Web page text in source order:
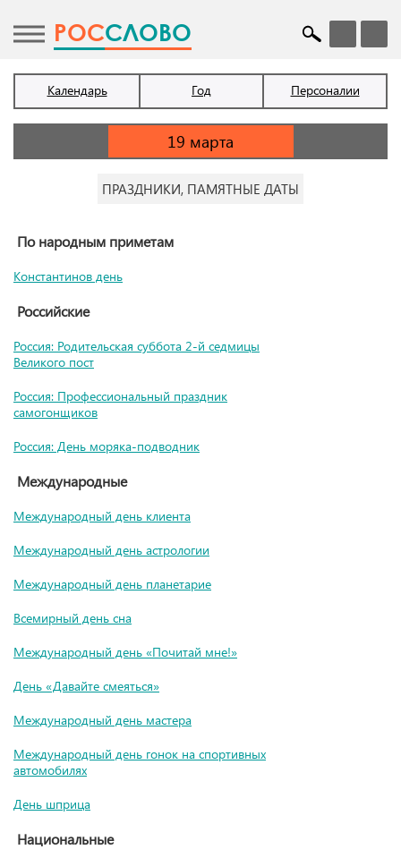
POCСЛОВО
Календарь Год Персоналии
ПРАЗДНИКИ, ПАМЯТНЫЕ ДАТЫ
По народным приметам
Константинов день
Российские
Россия: Родительская суббота 2-й седмицы
Великого пост
Россия: Профессиональный праздник
самогонщиков
Россия: День моряка-подводник
Международные
Международный день клиента
Международный день астрологии
Международный день планетарие
Всемирный день сна
Международный день «Почитай мне!»
День «Давайте смеяться»
Международный день мастера
Международный день гонок на спортивных
автомобилях
День шприца
Национальные